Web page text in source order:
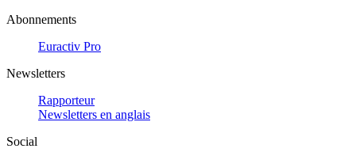
Abonnements
Euractiv Pro
Newsletters
Rapporteur
Newsletters en anglais
Social